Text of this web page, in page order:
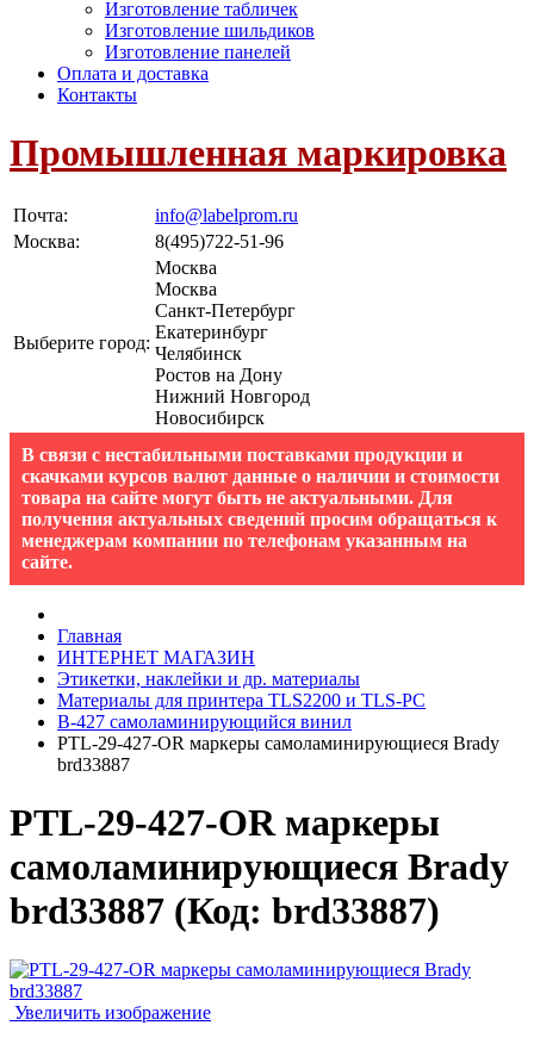
Изготовление табличек
Изготовление шильдиков
Изготовление панелей
Оплата и доставка
Контакты
Промышленная маркировка
Почта:
info@labelprom.ru
Москва: 8(495)722-51-96
Выберите город:
Москва
Москва
Санкт-Петербург
Екатеринбург
Челябинск
Ростов на Дону
Нижний Новгород
Новосибирск
В связи с нестабильными поставками продукции и
скачками курсов валют данные о наличии и стоимости
товара на сайте могут быть не актуальными. Для
получения актуальных сведений просим обращаться к
менеджерам компании по телефонам указанным на
сайте.
Главная
ИНТЕРНЕТ МАГАЗИН
Этикетки, наклейки и др. материалы
Материалы для принтера TLS2200 и TLS-PC
B-427 cамоламинирующийся винил
PTL-29-427-OR маркеры самоламинирующиеся Brady
brd33887
PTL-29-427-OR маркеры
самоламинирующиеся Brady
brd33887 (Код: brd33887)
Увеличить изображение